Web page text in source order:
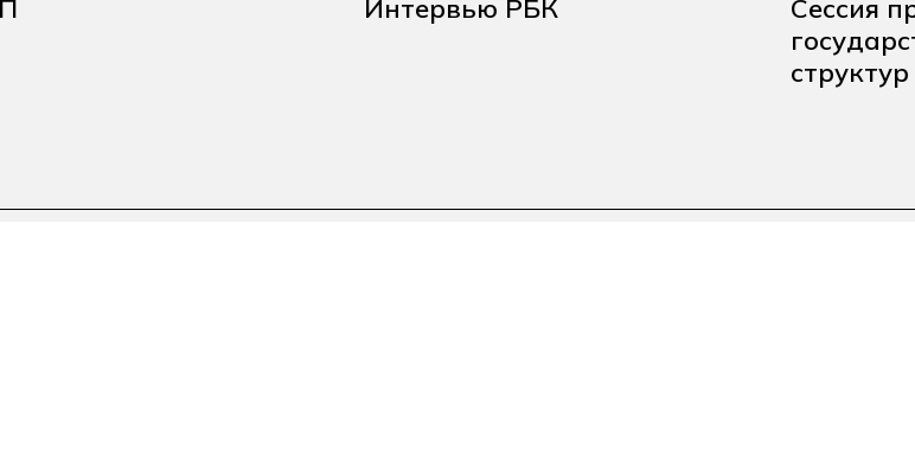
Интервью РБК
Сеccия
структур